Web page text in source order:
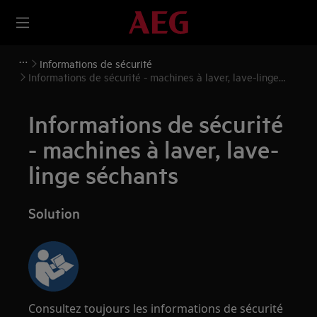
Informations de sécurité
Informations de sécurité - machines à laver, lave-linge
Informations de sécurité
- machines à laver, lave-
linge séchants
Solution
Consultez toujours les informations de sécurité